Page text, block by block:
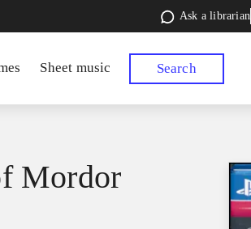
Ask a librarian
Sheet music Search
Mordor